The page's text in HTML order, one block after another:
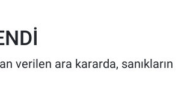
verilen ara kararda, sanıkların